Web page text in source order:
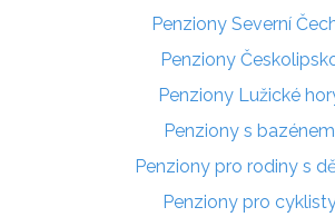
Penziony Severní
Penziony
Penziony Lužické
Penziony s bazénem
Penziony pro rodiny s
Penziony pro